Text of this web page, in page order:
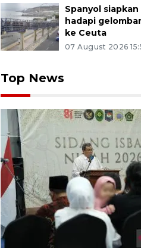
Spanyol
hadapi
ke Ceuta
07 August 2026
Top News